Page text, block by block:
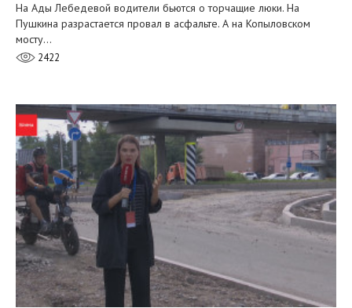
На Ады Лебедевой водители бьются о торчащие люки. На
Пушкина разрастается провал в асфальте. А на Копыловском
мосту…
2422